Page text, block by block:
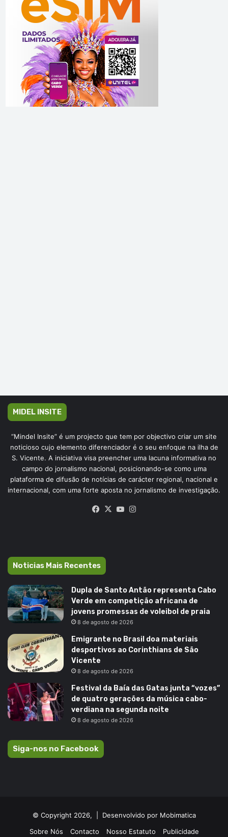
MIDEL INSITE
“Mindel Insite” é um projecto que tem por objectivo criar um site
noticioso cujo elemento diferenciador é o seu enfoque na ilha de
S. Vicente. A iniciativa visa preencher uma lacuna informativa no
campo do jornalismo nacional, posicionando-se como uma
plataforma de difusão de notícias de carácter regional, nacional e
internacional, com uma forte aposta no jornalismo de investigação.
Facebook
X YouTube
Noticias Mais Recentes
Dupla de Santo Antão representa Cabo
Verde em competição africana de
jovens promessas de voleibol de praia
8 de agosto de 2026
Emigrante no Brasil doa materiais
desportivos ao Corinthians de São
Vicente
8 de agosto de 2026
Festival da Baía das Gatas junta “vozes”
de quatro gerações da música cabo-
verdiana na segunda noite
8 de agosto de 2026
Siga-nos no Facebook
© Copyright 2026, | Desenvolvido por Mobimatica
Sobre Nós
Contacto Nosso Estatuto Publicidade